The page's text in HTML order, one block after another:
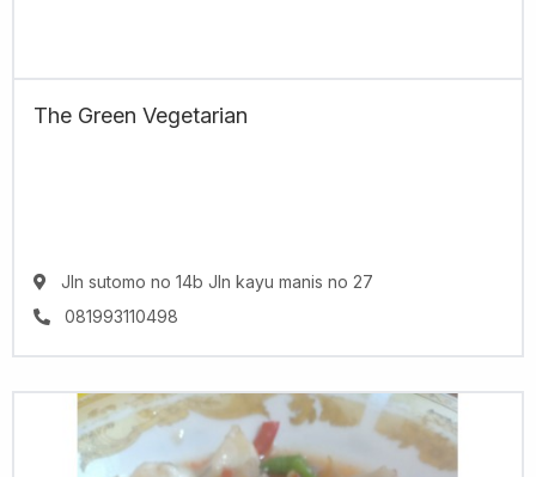
The Green Vegetarian
Jln sutomo no 14b Jln kayu manis no 27
081993110498